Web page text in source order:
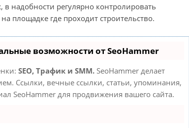
надобности регулярно контролировать
площадке где проходит строительство.
возможности от SeoHammer
SEO, Трафик и SMM. SeoHammer делает
Ссылки, вечные ссылки, статьи, упоминания,
SeoHammer для продвижения вашего сайта.